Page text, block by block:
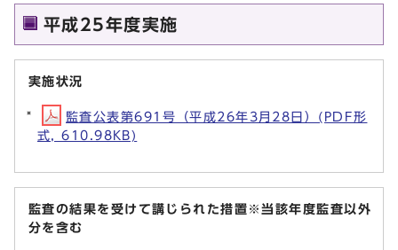
平成25年度実施
実施状況
監査公表第691号（平成26年3月28日）(PDF形
式, 610.98KB)
監査の結果を受けて講じられた措置※当該年度監査以外
分を含む